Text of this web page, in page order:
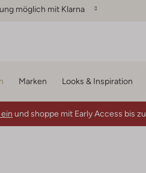
möglich mit Klarna
Marken Looks & Inspiration
und shoppe mit Early Access bis zu